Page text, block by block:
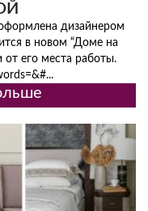
дизайнером
в новом “Доме на
от его места работы.